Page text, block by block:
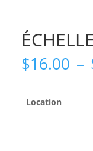
$16.00 –
Location